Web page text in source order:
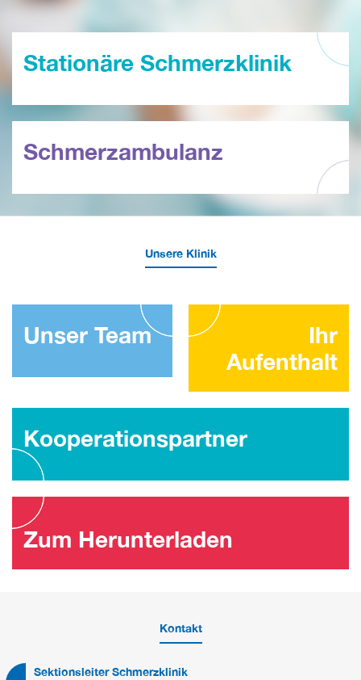
Stationäre Schmerzklinik
Schmerzambulanz
Unsere Klinik
Unser Team
Ihr
Aufenthalt
Kooperationspartner
Zum Herunterladen
Kontakt
Sektionsleiter Schmerzklinik